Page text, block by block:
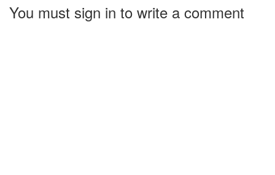
You must sign in to write a comment